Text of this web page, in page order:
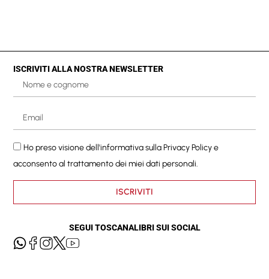
ISCRIVITI ALLA NOSTRA NEWSLETTER
Ho preso visione dell'informativa sullaPrivacy Policye
acconsento al trattamento dei miei dati personali.
ISCRIVITI
SEGUI TOSCANALIBRI SUI SOCIAL